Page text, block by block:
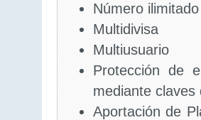
Número
Multidivisa
Multiusuario
Protección de
mediante claves
Aportación de